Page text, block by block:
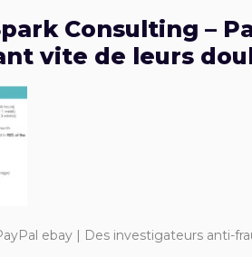
Consulting –
vite de leurs
ebay | Des investigateurs anti-